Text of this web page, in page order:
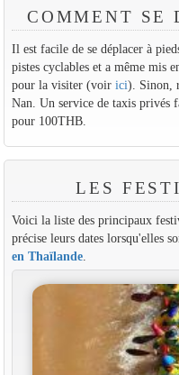
COMMENT SE
Il est facile de se déplacer à
pistes cyclables et a même mis
pour la visiter (voir ici). Sinon,
Nan. Un service de taxis
pour 100THB.
LES
Voici la liste des principaux
précise leurs dates lorsqu'elles
en Thaïlande.